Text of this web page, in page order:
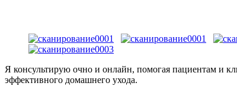
Я консультирую очно и онлайн, помогая пациентам и
эффективного домашнего ухода.